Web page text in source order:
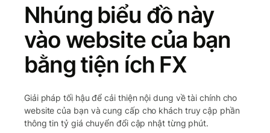
Nhúng biểu đồ này
vào website của bạn
bằng tiện ích FX
Giải pháp tối hậu để cải thiện nội dung về tài chính cho
website của bạn và cung cấp cho khách truy cập phần
thông tin tỷ giá chuyển đổi cập nhật từng phút.